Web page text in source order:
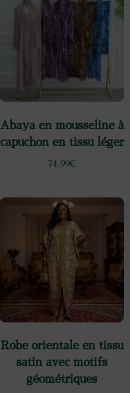
Abaya en mousseline à
capuchon en tissu léger
74.99€
Robe orientale en tissu
satin avec motifs
géométriques